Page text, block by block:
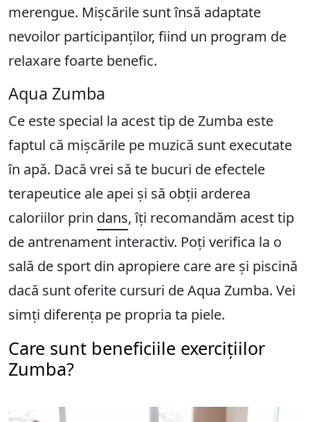
merengue. Mișcările sunt însă adaptate
nevoilor participanților, fiind un program de
relaxare foarte benefic.
Aqua Zumba
Ce este special la acest tip de Zumba este
faptul că mișcările pe muzică sunt executate
în apă. Dacă vrei să te bucuri de efectele
terapeutice ale apei și să obții arderea
caloriilor prin dans, îți recomandăm acest tip
de antrenament interactiv. Poți verifica la o
sală de sport din apropiere care are și piscină
dacă sunt oferite cursuri de Aqua Zumba. Vei
simți diferența pe propria ta piele.
Care sunt beneficiile exercițiilor
Zumba?